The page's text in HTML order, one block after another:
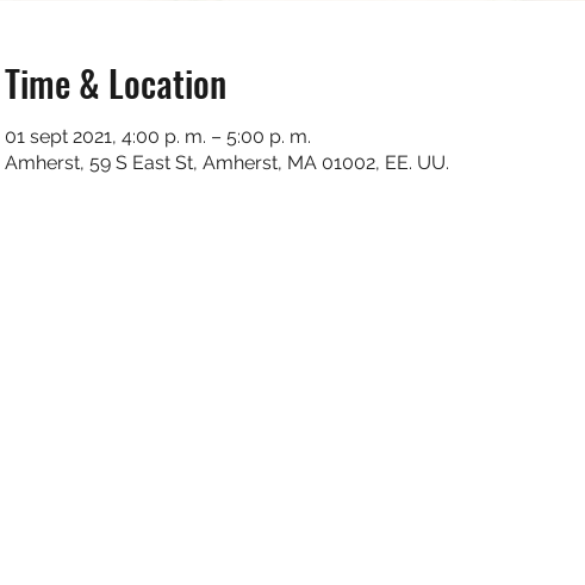
Time & Location
01 sept 2021, 4:00 p. m. – 5:00 p. m.
Amherst, 59 S East St, Amherst, MA 01002, EE. UU.